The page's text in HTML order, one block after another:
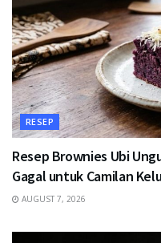
RESEP
Resep Brownies Ubi
Gagal untuk Camilan
AUGUST 7, 2026